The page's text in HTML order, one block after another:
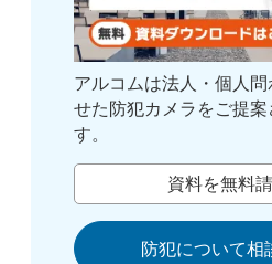
アルコムは法人・個人
せた防犯カメラをご提案
す。
資料を無料
防犯について相